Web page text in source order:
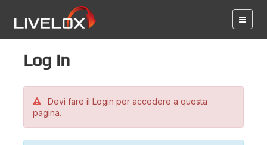
Log in
Devi fare il Login per accedere a questa
pagina.